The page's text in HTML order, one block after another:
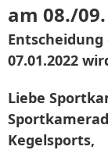
am 08./
07.01.2022
Liebe
Kegelsports,